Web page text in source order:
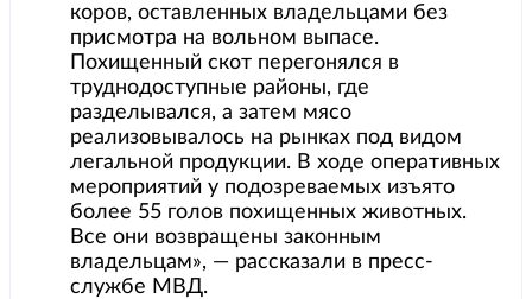
коров, оставленных владельцами без
присмотра на вольном выпасе.
Похищенный скот перегонялся в
труднодоступные районы, где
разделывался, а затем мясо
реализовывалось на рынках под видом
легальной продукции. В ходе оперативных
мероприятий у подозреваемых изъято
более 55 голов похищенных животных.
Все они возвращены законным
владельцам», — рассказали в пресс-
службе МВД.